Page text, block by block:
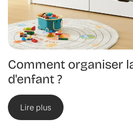
Comment organiser
d'enfant ?
Lire plus